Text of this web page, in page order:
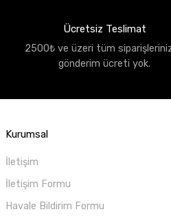
Ücretsiz Teslimat
2500₺ ve üzeri tüm
gönderim ücreti yok.
Kurumsal
İletişim
İletişim Formu
Havale Bildirim Formu